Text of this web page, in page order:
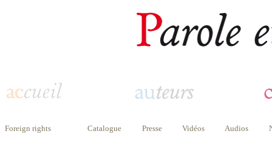
Foreign rights Catalogue Presse Vidéos Audios